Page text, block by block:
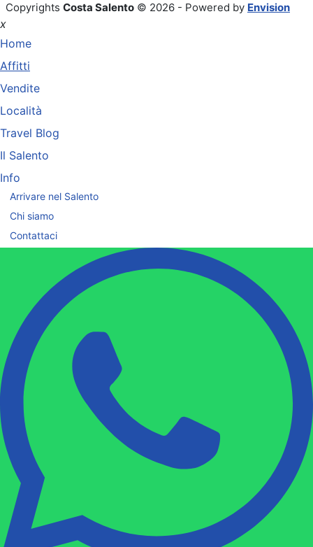
Copyrights Costa Salento © 2026 - Powered by Envision
x
Home
Affitti
Vendite
Località
Travel Blog
Il Salento
Info
Arrivare nel Salento
Chi siamo
Contattaci